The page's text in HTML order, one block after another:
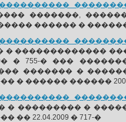
�������,
������ �
� �������������
� 755-� ���
������� �
� ������ ������
� ��������� �
22.04.2009 � 717-�